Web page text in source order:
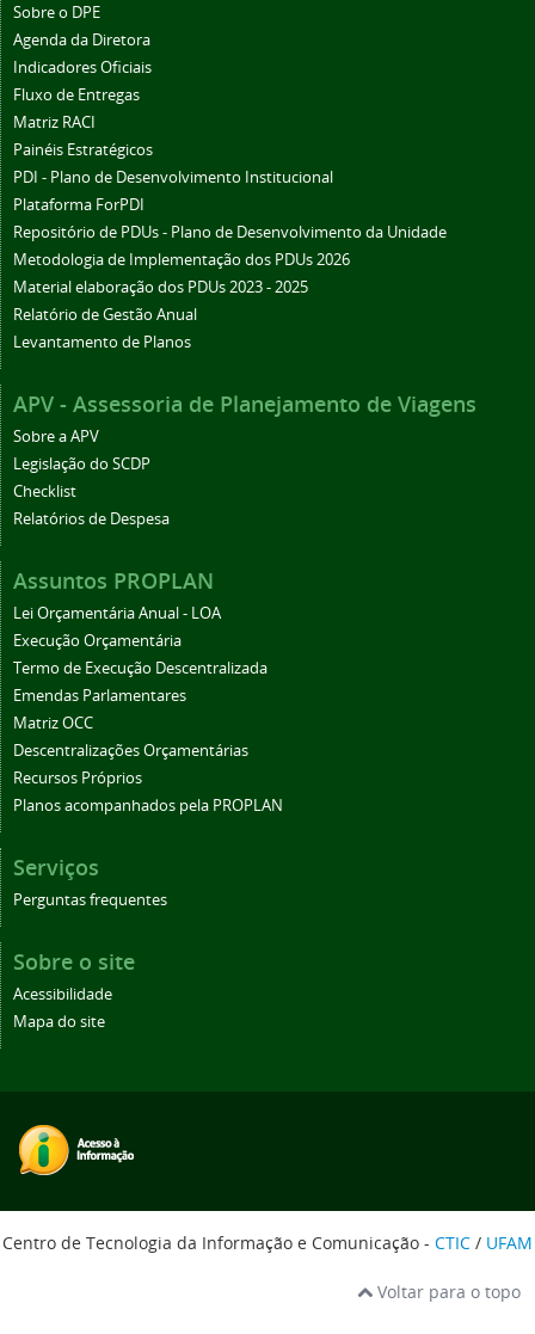
Sobre o DPE
Agenda da Diretora
Indicadores Oficiais
Fluxo de Entregas
Matriz RACI
Painéis Estratégicos
PDI - Plano de Desenvolvimento Institucional
Plataforma ForPDI
Repositório de PDUs - Plano de Desenvolvimento da Unidade
Metodologia de Implementação dos PDUs 2026
Material elaboração dos PDUs 2023 - 2025
Relatório de Gestão Anual
Levantamento de Planos
APV - Assessoria de Planejamento de Viagens
Sobre a APV
Legislação do SCDP
Checklist
Relatórios de Despesa
Assuntos PROPLAN
Lei Orçamentária Anual - LOA
Execução Orçamentária
Termo de Execução Descentralizada
Emendas Parlamentares
Matriz OCC
Descentralizações Orçamentárias
Recursos Próprios
Planos acompanhados pela PROPLAN
Serviços
Perguntas frequentes
Sobre o site
Acessibilidade
Mapa do site
Centro de Tecnologia da Informação e Comunicação - CTIC / UFAM
Voltar para o topo